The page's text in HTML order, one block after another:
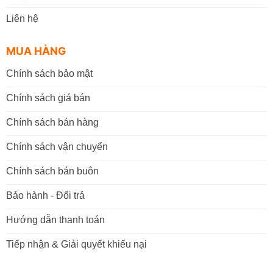
Liên hệ
MUA HÀNG
Chính sách bảo mật
Chính sách giá bán
Chính sách bán hàng
Chính sách vận chuyển
Chính sách bán buôn
Bảo hành - Đổi trả
Hướng dẫn thanh toán
Tiếp nhận & Giải quyết khiếu nại